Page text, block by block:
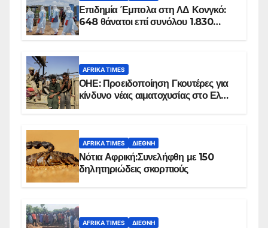
Επιδημία Έμπολα στη ΛΔ Κονγκό:
648 θάνατοι επί συνόλου 1.830
AFRIKA TIMES
ΟΗΕ: Προειδοποίηση Γκουτέρες για
κίνδυνο νέας αιματοχυσίας στο Ελ
AFRIKA TIMES ΔΙΕΘΝΉ
Νότια Αφρική:Συνελήφθη με 150
δηλητηριώδεις σκορπιούς
AFRIKA TIMES ΔΙΕΘΝΉ